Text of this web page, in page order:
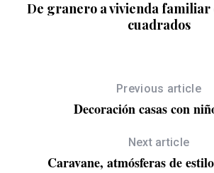
De granero a vivienda familiar
cuadrados
Previous article
Decoración casas con
Next article
Caravane, atmósferas de